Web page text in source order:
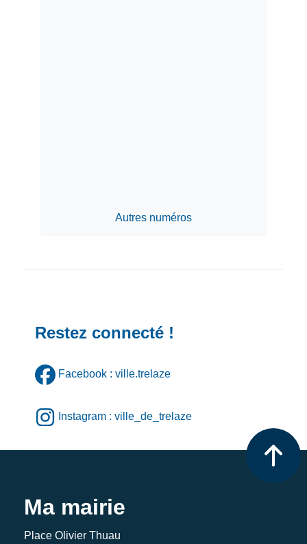
Autres numéros
Restez connecté !
Facebook : ville.trelaze
Instagram : ville_de_trelaze
Ma mairie
Place Olivier Thuau